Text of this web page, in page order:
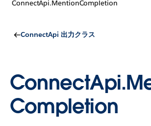
ConnectApi.MentionCompletion
ConnectApi 出力クラス
Completion